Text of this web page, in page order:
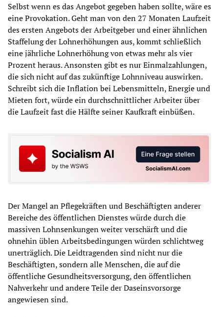
Selbst wenn es das Angebot gegeben haben sollte, wäre es
eine Provokation. Geht man von den 27 Monaten Laufzeit
des ersten Angebots der Arbeitgeber und einer ähnlichen
Staffelung der Lohnerhöhungen aus, kommt schließlich
eine jährliche Lohnerhöhung von etwas mehr als vier
Prozent heraus. Ansonsten gibt es nur Einmalzahlungen,
die sich nicht auf das zukünftige Lohnniveau auswirken.
Schreibt sich die Inflation bei Lebensmitteln, Energie und
Mieten fort, würde ein durchschnittlicher Arbeiter über
die Laufzeit fast die Hälfte seiner Kaufkraft einbüßen.
Der Mangel an Pflegekräften und Beschäftigten anderer
Bereiche des öffentlichen Dienstes würde durch die
massiven Lohnsenkungen weiter verschärft und die
ohnehin üblen Arbeitsbedingungen würden schlichtweg
unerträglich. Die Leidtragenden sind nicht nur die
Beschäftigten, sondern alle Menschen, die auf die
öffentliche Gesundheitsversorgung, den öffentlichen
Nahverkehr und andere Teile der Daseinsvorsorge
angewiesen sind.